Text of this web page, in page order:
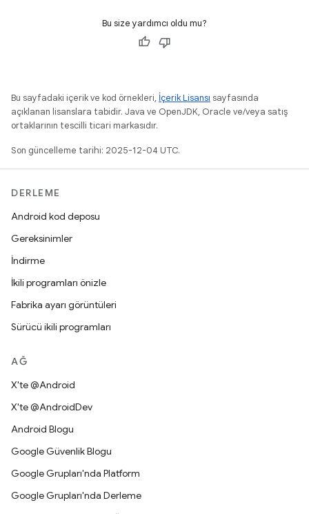
Bu size yardımcı oldu mu?
Bu sayfadaki içerik ve kod örnekleri, İçerik Lisansı sayfasında
açıklanan lisanslara tabidir. Java ve OpenJDK, Oracle ve/veya satış
ortaklarının tescilli ticari markasıdır.
Son güncelleme tarihi: 2025-12-04 UTC.
DERLEME
Android kod deposu
Gereksinimler
İndirme
İkili programları önizle
Fabrika ayarı görüntüleri
Sürücü ikili programları
AĞ
X'te @Android
X'te @AndroidDev
Android Blogu
Google Güvenlik Blogu
Google Grupları'nda Platform
Google Grupları'nda Derleme